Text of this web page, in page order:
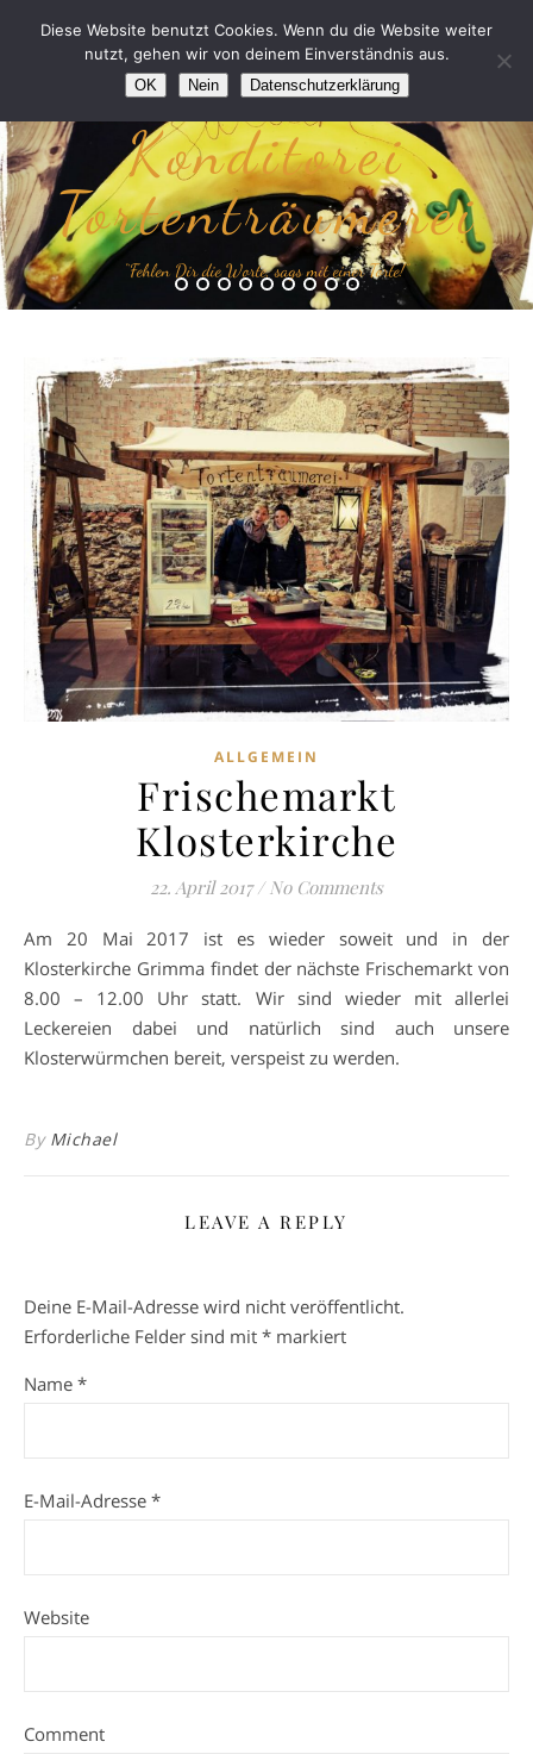
Konditorei
Tortenträumerei
“Fehlen Dir die Worte, sags mit einer Torte!”
ALLGEMEIN
Frischemarkt
Klosterkirche
22. April 2017 / No Comments
Am 20 Mai 2017 ist es wieder soweit und in der
Klosterkirche Grimma findet der nächste Frischemarkt von
8.00 – 12.00 Uhr statt. Wir sind wieder mit allerlei
Leckereien dabei und natürlich sind auch unsere
Klosterwürmchen bereit, verspeist zu werden.
By Michael
LEAVE A REPLY
Deine E-Mail-Adresse wird nicht veröffentlicht.
Erforderliche Felder sind mit * markiert
Name *
E-Mail-Adresse *
Website
Comment
Diese Website benutzt Cookies. Wenn du die Website weiter
nutzt, gehen wir von deinem Einverständnis aus.
OK Nein Datenschutzerklärung